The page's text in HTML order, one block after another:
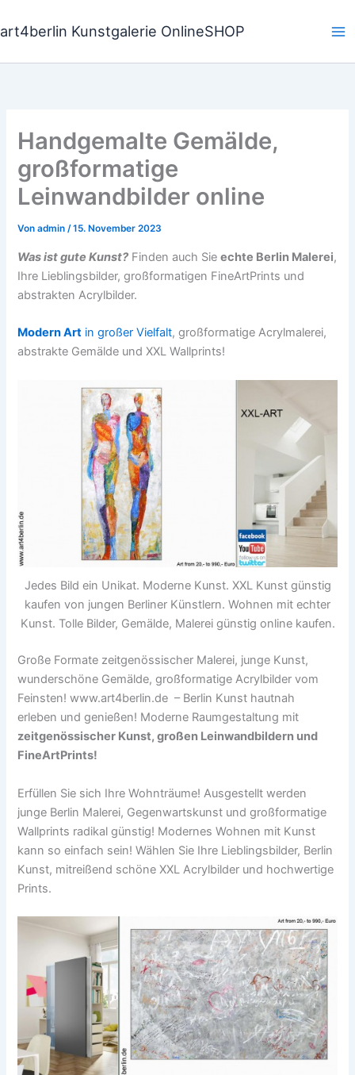
Inhalt
art4berlin Kunstgalerie OnlineSHOP
Handgemalte Gemälde,
großformatige
Leinwandbilder online
Vonadmin/15. November 2023
Was ist gute Kunst? Finden auch Sieechte Berlin Malerei,
Ihre Lieblingsbilder, großformatigen FineArtPrints und
abstrakten Acrylbilder.
Modern Art in großer Vielfalt, großformatige Acrylmalerei,
abstrakte Gemälde und XXL Wallprints!
Jedes Bild ein Unikat. Moderne Kunst. XXL Kunst günstig
kaufen von jungen Berliner Künstlern. Wohnen mit echter
Kunst. Tolle Bilder, Gemälde, Malerei günstig online kaufen.
Große Formate zeitgenössischer Malerei, junge Kunst,
wunderschöne Gemälde, großformatige Acrylbilder vom
Feinsten! www.art4berlin.de – Berlin Kunst hautnah
erleben und genießen! Moderne Raumgestaltung mit
zeitgenössischer Kunst, großen Leinwandbildern und
FineArtPrints!
Erfüllen Sie sich Ihre Wohnträume! Ausgestellt werden
junge Berlin Malerei, Gegenwartskunst und großformatige
Wallprints radikal günstig! Modernes Wohnen mit Kunst
kann so einfach sein! Wählen Sie Ihre Lieblingsbilder, Berlin
Kunst, mitreißend schöne XXL Acrylbilder und hochwertige
Prints.